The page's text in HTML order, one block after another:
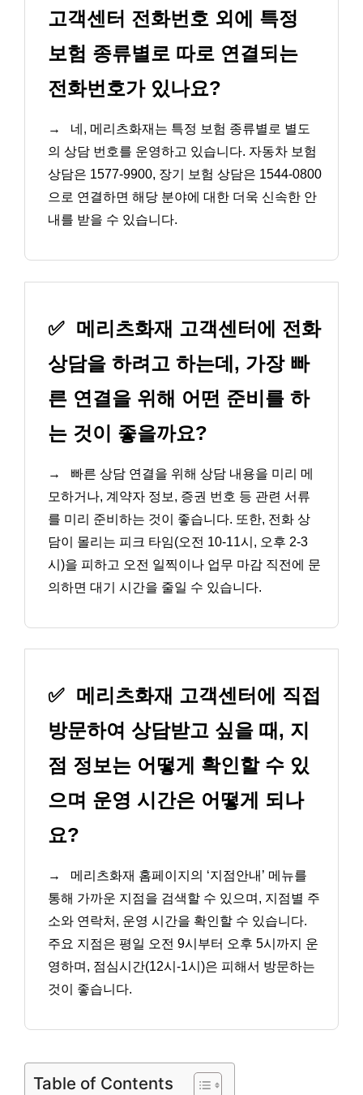
고객센터 전화번호 외에 특정
보험 종류별로 따로 연결되는
전화번호가 있나요?
→
네, 메리츠화재는 특정 보험 종류별로 별도
의 상담 번호를 운영하고 있습니다. 자동차 보험
상담은 1577-9900, 장기 보험 상담은 1544-0800
으로 연결하면 해당 분야에 대한 더욱 신속한 안
내를 받을 수 있습니다.
✅ 메리츠화재 고객센터에 전화
상담을 하려고 하는데, 가장 빠
른 연결을 위해 어떤 준비를 하
는 것이 좋을까요?
→
빠른 상담 연결을 위해 상담 내용을 미리 메
모하거나, 계약자 정보, 증권 번호 등 관련 서류
를 미리 준비하는 것이 좋습니다. 또한, 전화 상
담이 몰리는 피크 타임(오전 10-11시, 오후 2-3
시)을 피하고 오전 일찍이나 업무 마감 직전에 문
의하면 대기 시간을 줄일 수 있습니다.
✅ 메리츠화재 고객센터에 직접
방문하여 상담받고 싶을 때, 지
점 정보는 어떻게 확인할 수 있
으며 운영 시간은 어떻게 되나
요?
→
메리츠화재 홈페이지의 ‘지점안내’ 메뉴를
통해 가까운 지점을 검색할 수 있으며, 지점별 주
소와 연락처, 운영 시간을 확인할 수 있습니다.
주요 지점은 평일 오전 9시부터 오후 5시까지 운
영하며, 점심시간(12시-1시)은 피해서 방문하는
것이 좋습니다.
Table of Contents